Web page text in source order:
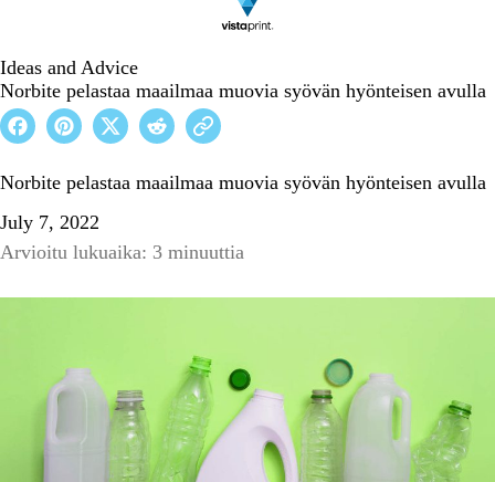
Ideas and Advice
Norbite pelastaa maailmaa muovia syövän hyönteisen avulla
Norbite pelastaa maailmaa muovia syövän hyönteisen avulla
July 7, 2022
Arvioitu lukuaika: 3 minuuttia